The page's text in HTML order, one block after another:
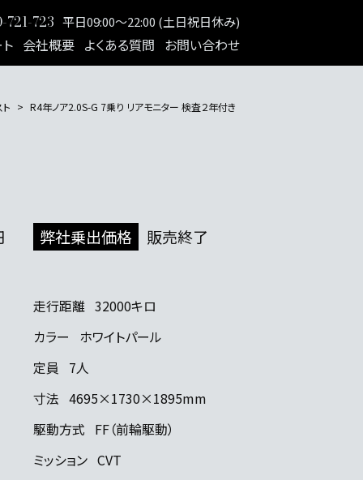
721-723 平日09:00～22:00 (土日祝日休み)
会社概要 よくある質問 お問い合わせ
R4年ノア2.0S-G 7乗り リアモニター 検査２年付き
弊社乗出価格 販売終了
走行距離 32000キロ
カラー
ホワイトパール
定員
7人
寸法 4695×1730×1895mm
駆動方式 FF（前輪駆動）
ミッション CVT